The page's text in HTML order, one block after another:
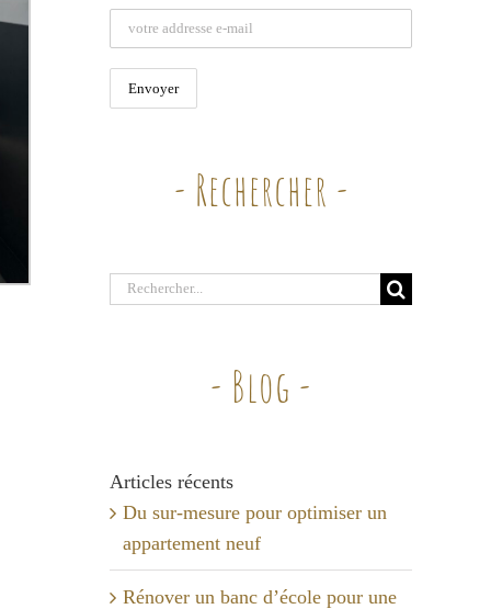
- Rechercher -
Rechercher:
- Blog -
Articles récents
Du sur-mesure pour optimiser un
appartement neuf
Rénover un banc d’école pour une